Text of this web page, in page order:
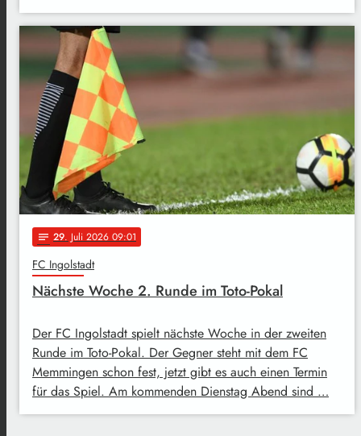
notes 29. Juli 2026 09:01
FC Ingolstadt
Nächste Woche 2. Runde im Toto-Pokal
Der FC Ingolstadt spielt nächste Woche in der zweiten
Runde im Toto-Pokal. Der Gegner steht mit dem FC
Memmingen schon fest, jetzt gibt es auch einen Termin
für das Spiel. Am kommenden Dienstag Abend sind …